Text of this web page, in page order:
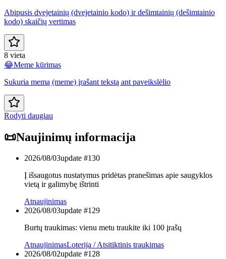
Abipusis dvejetainių (dvejetainio kodo) ir dešimtainių (dešimtainio
kodo) skaičių vertimas
8 vieta
😂Meme kūrimas
Sukuria memą (meme) įrašant tekstą ant paveikslėlio
Rodyti daugiau
📜Naujinimų informacija
2026/08/03update #130
Į išsaugotus nustatymus pridėtas pranešimas apie saugyklos
vietą ir galimybę ištrinti
Atnaujinimas
2026/08/03update #129
Burtų traukimas: vienu metu traukite iki 100 įrašų
AtnaujinimasLoterija / Atsitiktinis traukimas
2026/08/02update #128